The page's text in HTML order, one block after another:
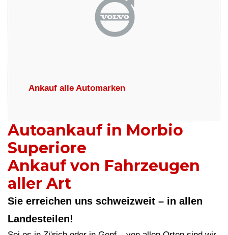
Ankauf alle Automarken
Autoankauf in Morbio
Superiore
Ankauf von Fahrzeugen
aller Art
Sie erreichen uns schweizweit – in allen
Landesteilen!